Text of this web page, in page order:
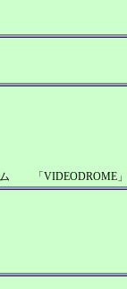
「VIDEODROME」